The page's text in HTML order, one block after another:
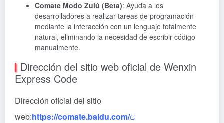
Comate Modo Zulú (Beta): Ayuda a los
desarrolladores a realizar tareas de programación
mediante la interacción con un lenguaje totalmente
natural, eliminando la necesidad de escribir código
manualmente.
Dirección del sitio web oficial de Wenxin
Express Code
Dirección oficial del sitio
web:https://comate.baidu.com/